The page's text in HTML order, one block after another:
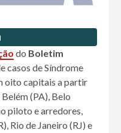
do Boletim
casos de Síndrome
oito capitais a partir
(PA), Belo
piloto e arredores,
Rio de Janeiro (RJ) e